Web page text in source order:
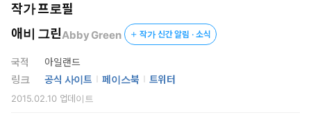
“난 그저 당신을 내 침대 위에 눕히고 싶을 뿐이오, 캣.”
자피르의 낯빛이 냉혈하게 변했다.
“당신이 날 버렸던 거죠!”
작가 프로필
애비 그린Abby Green 작가 신간 알림 · 소식
국적
아일랜드
링크
공식 사이트 페이스북 트위터
2015.02.10업데이트